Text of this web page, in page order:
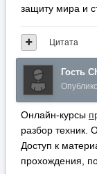
защиту мира и
Цитата
Гость
Онлайн-курсы
разбор техник.
Доступ к
прохождения,